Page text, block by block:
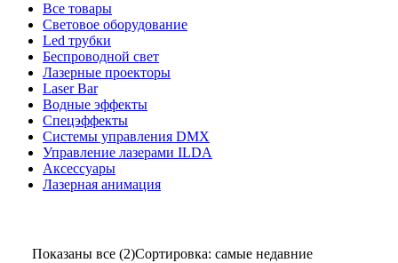
Все товары
Световое оборудование
Led трубки
Беспроводной свет
Лазерные проекторы
Laser Bar
Водные эффекты
Спецэффекты
Системы управления DMX
Управление лазерами ILDA
Аксессуары
Лазерная анимация
Показаны все (2)Сортировка: самые недавние